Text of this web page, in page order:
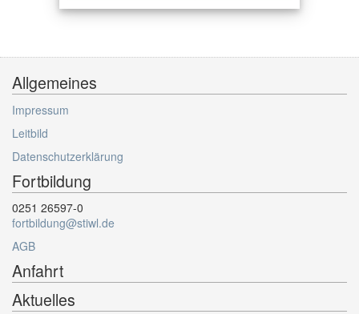
Allgemeines
Impressum
Leitbild
Datenschutzerklärung
Fortbildung
0251 26597-0
fortbildung@stiwl.de
AGB
Anfahrt
Aktuelles